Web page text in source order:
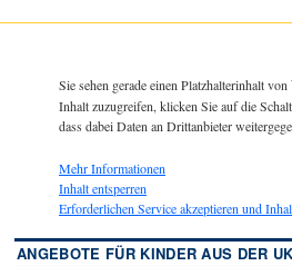
Sie sehen gerade einen Platzhalterinhalt von
Inhalt zuzugreifen, klicken Sie auf die
dass dabei Daten an Drittanbieter
Mehr Informationen
Inhalt entsperren
Erforderlichen Service akzeptieren und
ANGEBOTE FÜR KINDER AUS DER